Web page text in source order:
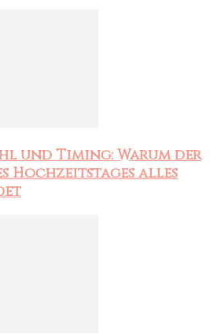
und Timing: Warum der
Hochzeitstages alles